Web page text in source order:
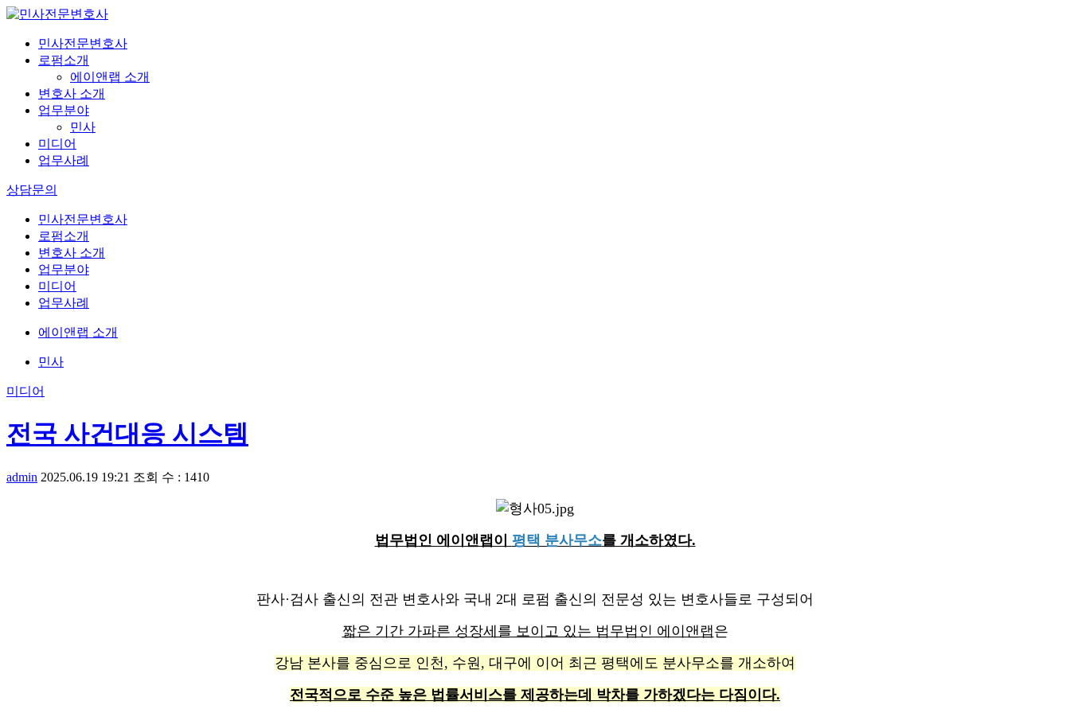
민사전문변호사
로펌소개
에이앤랩 소개
변호사 소개
업무분야
민사
미디어
업무사례
상담문의
민사전문변호사
로펌소개
변호사 소개
업무분야
미디어
업무사례
에이앤랩 소개
민사
미디어
전국 사건대응 시스템
admin 2025.06.19 19:21 조회 수 : 1410
법무법인 에이앤랩이 평택 분사무소를 개소하였다.
판사·검사 출신의 전관 변호사와 국내 2대 로펌 출신의 전문성 있는 변호사들로 구성되어
짧은 기간 가파른 성장세를 보이고 있는 법무법인 에이앤랩은
강남 본사를 중심으로 인천, 수원, 대구에 이어 최근 평택에도 분사무소를 개소하여
전국적으로 수준 높은 법률서비스를 제공하는데 박차를 가하겠다는 다짐이다.